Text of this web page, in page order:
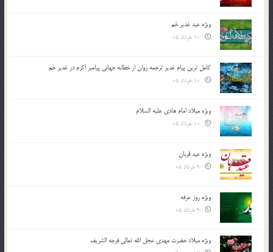
ویژه عید غدیر خم
کامل ترین پیام غدیر ترجمه روان از خطابه جهانی پیامبر اکرم در غدیر خم
ویژه میلاد امام هادی علیه السلام
ویژه عید قربان
ویژه روز عرفه
ویژه میلاد حضرت مهدی عجل الله تعالی فرجه الشريف